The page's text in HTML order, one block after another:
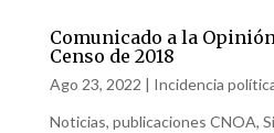
Comunicado a la
Censo de 2018
Ago 23, 2022 | Incidencia
Noticias, publicaciones CNOA,